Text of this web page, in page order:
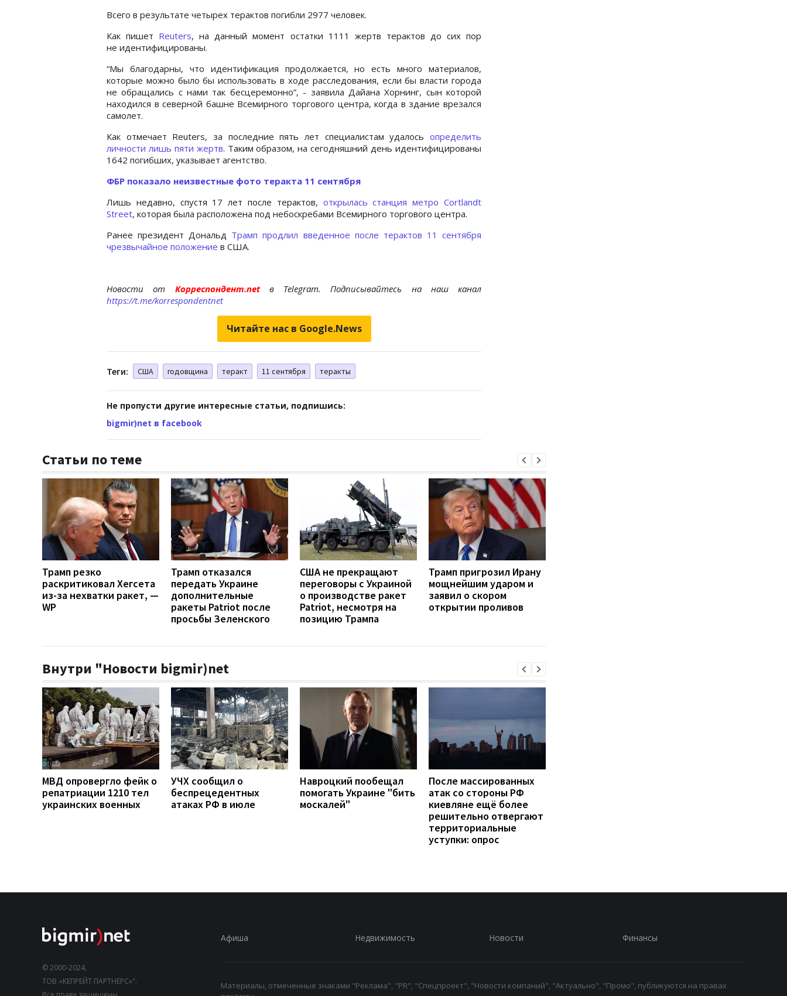
Всего в результате четырех терактов погибли 2977 человек.
Как пишет Reuters, на данный момент остатки 1111 жертв терактов до сих пор
не идентифицированы.
“Мы благодарны, что идентификация продолжается, но есть много материалов,
которые можно было бы использовать в ходе расследования, если бы власти города
не обращались с нами так бесцеремонно”, - заявила Дайана Хорнинг, сын которой
находился в северной башне Всемирного торгового центра, когда в здание врезался
самолет.
Как отмечает Reuters, за последние пять лет специалистам удалось определить
личности лишь пяти жертв. Таким образом, на сегодняшний день идентифицированы
1642 погибших, указывает агентство.
ФБР показало неизвестные фото теракта 11 сентября
Лишь недавно, спустя 17 лет после терактов, открылась станция метро Cortlandt
Street, которая была расположена под небоскребами Всемирного торгового центра.
Ранее президент Дональд Трамп продлил введенное после терактов 11 сентября
чрезвычайное положение в США.
Новости от Корреспондент.net в Telegram. Подписывайтесь на наш канал
https://t.me/korrespondentnet
Читайте нас в Google.News
Теги: США годовщина теракт 11 сентября теракты
Не пропусти другие интересные статьи, подпишись:
bigmir)net в facebook
Статьи по теме
Трамп резко
раскритиковал Хегсета
из-за нехватки ракет, —
WP
Трамп отказался
передать Украине
дополнительные
ракеты Patriot после
просьбы Зеленского
США не прекращают
переговоры с Украиной
о производстве ракет
Patriot, несмотря на
позицию Трампа
Трамп пригрозил Ирану
мощнейшим ударом и
заявил о скором
открытии проливов
Внутри "Новости bigmir)net
МВД опровергло фейк о
репатриации 1210 тел
украинских военных
УЧХ сообщил о
беспрецедентных
атаках РФ в июле
Навроцкий пообещал
помогать Украине "бить
москалей"
После массированных
атак со стороны РФ
киевляне ещё более
решительно отвергают
территориальные
уступки: опрос
© 2000-2024,
ТОВ «КЕПРЕЙТ ПАРТНЕРС»".
Афиша Недвижимость Новости Финансы
Материалы, отмеченные знаками "Реклама", "PR", "Спецпроект", "Новости компаний", "Актуально", "Промо", публикуются на правах